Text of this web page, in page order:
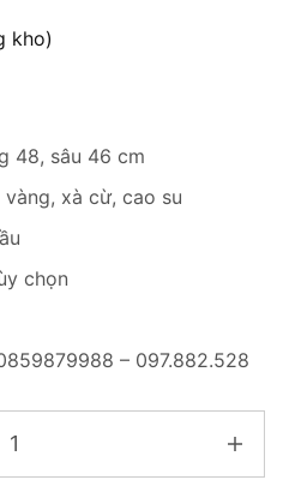
kho)
48, sâu 46 cm
xà cừ, cao su
chọn
– 097.882.528